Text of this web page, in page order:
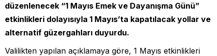
düzenlenecek “1 Mayıs Emek ve Dayanışma Günü”
etkinlikleri dolayısıyla 1 Mayıs’ta kapatılacak yollar ve
alternatif güzergahları duyurdu.
Valilikten yapılan açıklamaya göre, 1 Mayıs etkinlikleri